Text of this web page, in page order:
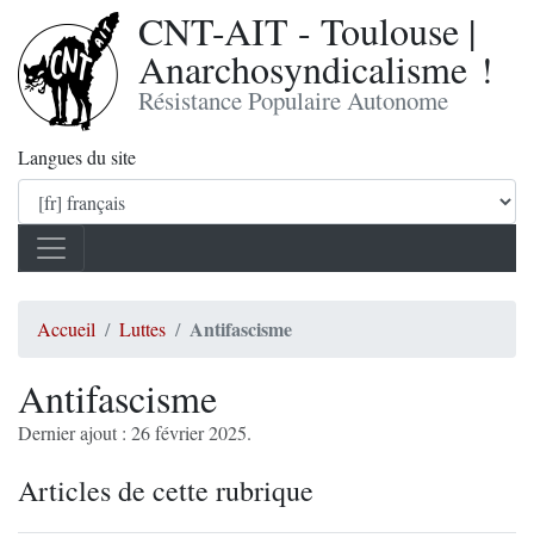
CNT-AIT - Toulouse |
Anarchosyndicalisme !
Résistance Populaire Autonome
Langues du site
Accueil Luttes Antifascisme
Antifascisme
Dernier ajout : 26 février 2025.
Articles de cette rubrique